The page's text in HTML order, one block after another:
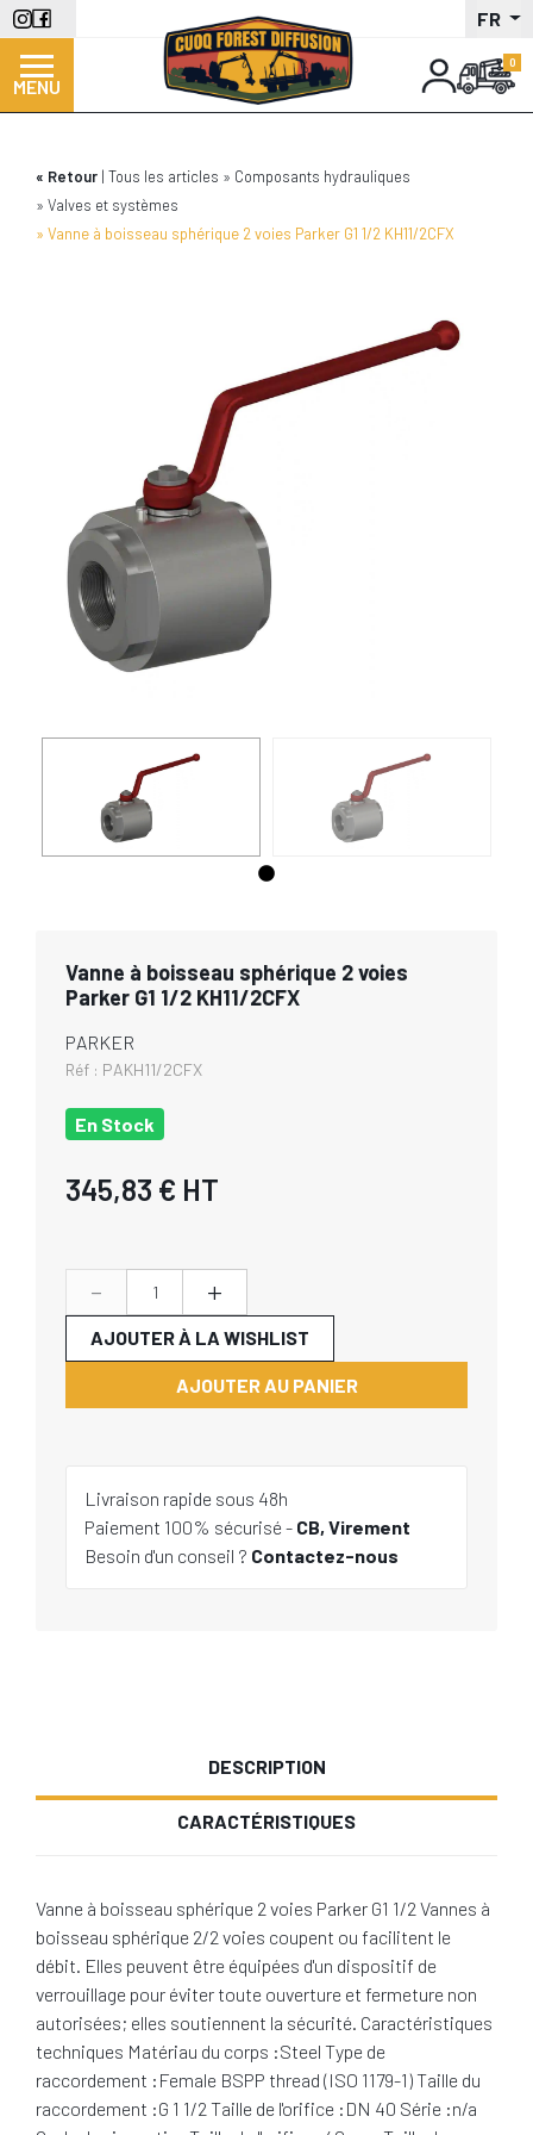
Aller
au
contenu
principal
FR
MENU
Retour Tous les articles
Composants hydrauliques
Valves et systèmes
Vanne à boisseau sphérique 2 voies Parker G1 1/2 KH11/2CFX
Vanne à boisseau sphérique 2 voies
Parker G1 1/2 KH11/2CFX
PARKER
Réf : PAKH11/2CFX
En Stock
345,83 € HT
- +
AJOUTER AU PANIER
AJOUTER À LA WISHLIST
Livraison rapide sous 48h
Paiement 100% sécurisé - CB, Virement
Besoin d'un conseil ? Contactez-nous
DESCRIPTION
CARACTÉRISTIQUES
Vanne à boisseau sphérique 2 voies Parker G1 1/2 Vannes à
boisseau sphérique 2/2 voies coupent ou facilitent le
débit. Elles peuvent être équipées d'un dispositif de
verrouillage pour éviter toute ouverture et fermeture non
autorisées; elles soutiennent la sécurité. Caractéristiques
techniques Matériau du corps :Steel Type de
raccordement :Female BSPP thread (ISO 1179-1) Taille du
raccordement :G 1 1/2 Taille de l'orifice :DN 40 Série :n/a